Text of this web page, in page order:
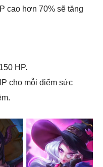
cao hơn 70% sẽ tăng
HP.
cho mỗi điểm sức